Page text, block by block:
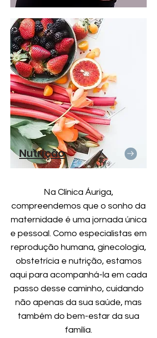
Nutrição
Na Clínica Áuriga,
compreendemos que o sonho da
maternidade é uma jornada única
e pessoal. Como especialistas em
reprodução humana, ginecologia,
obstetrícia e nutrição, estamos
aqui para acompanhá-la em cada
passo desse caminho, cuidando
não apenas da sua saúde, mas
também do bem-estar da sua
família.